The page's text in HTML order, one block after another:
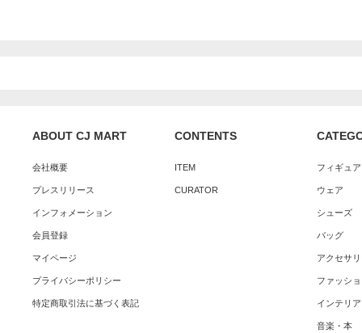
ABOUT CJ MART
会社概要
プレスリリース
インフォメーション
会員登録
マイページ
プライバシーポリシー
特定商取引法に基づく表記
CONTENTS
ITEM
CURATOR
フィギュ
ウェア
シューズ
バッグ
アクセサ
ファッシ
インテリア
音楽・本